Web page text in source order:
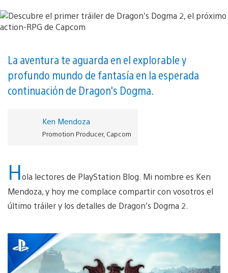
La aventura te aguarda en el explorable y
profundo mundo de fantasía en la esperada
continuación de Dragon's Dogma.
Ken Mendoza
Promotion Producer, Capcom
Hola lectores de PlayStation Blog. Mi nombre es Ken
Mendoza, y hoy me complace compartir con vosotros el
último tráiler y los detalles de Dragon’s Dogma 2.